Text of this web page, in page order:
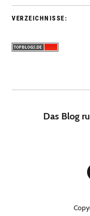
VERZEICHNISSE:
Das Blog